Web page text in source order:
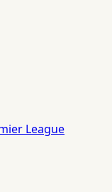
League